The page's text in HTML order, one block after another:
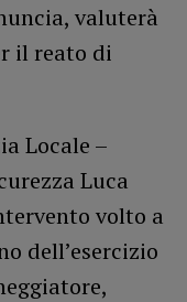
valuterà
il reato di
Locale –
Luca
volto a
dell’esercizio